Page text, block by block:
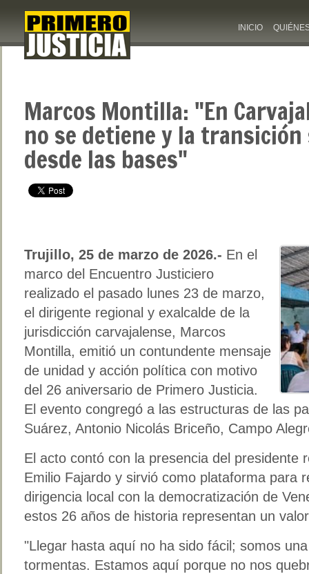
INICIO
Marcos Montilla: "En
no se detiene y la
desde las bases"
Trujillo, 25 de marzo de 2026.- En el
marco del Encuentro Justiciero
realizado el pasado lunes 23 de marzo,
el dirigente regional y exalcalde de la
jurisdicción carvajalense, Marcos
Montilla, emitió un contundente mensaje
de unidad y acción política con motivo
del 26 aniversario de Primero Justicia.
El evento congregó a las estructuras de las
Suárez, Antonio Nicolás Briceño, Campo
El acto contó con la presencia del presidente
Emilio Fajardo y sirvió como plataforma para
dirigencia local con la democratización de
estos 26 años de historia representan un
"Llegar hasta aquí no ha sido fácil; somos
tormentas. Estamos aquí porque no nos